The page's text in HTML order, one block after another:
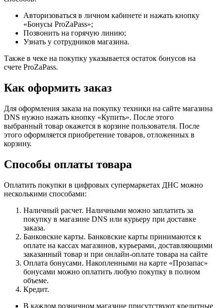
Авторизоваться в личном кабинете и нажать кнопку
«Бонусы ProZaPass»;
Позвонить на горячую линию;
Узнать у сотрудников магазина.
Также в чеке на покупку указывается остаток бонусов на
счете ProZaPass.
Как оформить заказ
Для оформления заказа на покупку техники на сайте магазина
DNS нужно нажать кнопку «Купить». После этого
выбранный товар окажется в корзине пользователя. После
этого оформляется приобретение товаров, отложенных в
корзину.
Способы оплаты товара
Оплатить покупки в цифровых супермаркетах ДНС можно
несколькими способами:
Наличный расчет. Наличными можно заплатить за
покупку в магазине DNS или курьеру при доставке
заказа.
Банковские карты. Банковские карты принимаются к
оплате на кассах магазинов, курьерами, доставляющими
заказанный товар и при онлайн-оплате товара на сайте
Оплата бонусами. Накопленными на карте «Прозапас»
бонусами можно оплатить любую покупку в полном
объеме.
Кредит.
В каждом розничном магазине присутствуют кредитные